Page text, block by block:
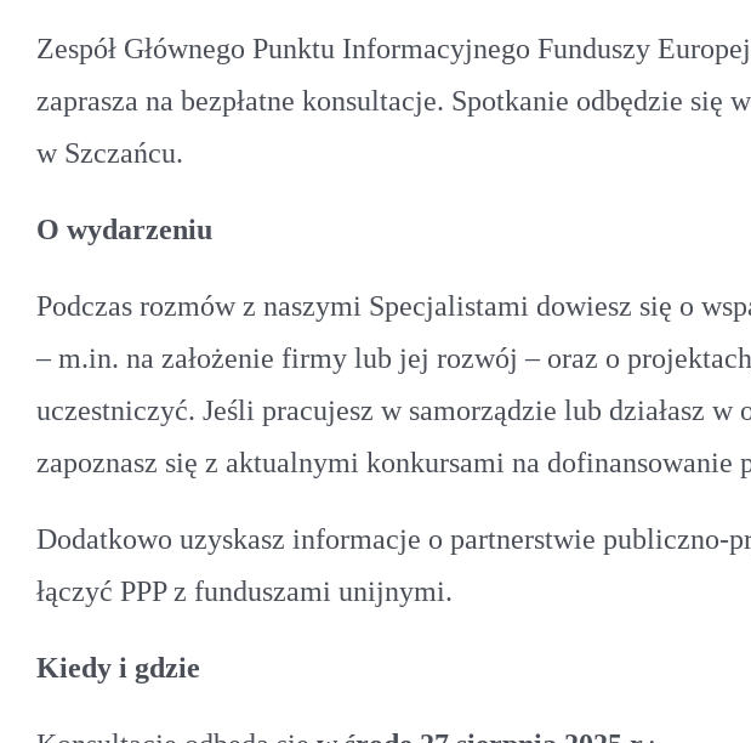
Zespół Głównego Punktu Informacyjnego Funduszy
zaprasza na bezpłatne konsultacje. Spotkanie odbędzie się
w Szczańcu.
O wydarzeniu
Podczas rozmów z naszymi Specjalistami dowiesz się o
– m.in. na założenie firmy lub jej rozwój – oraz o
uczestniczyć. Jeśli pracujesz w samorządzie lub działasz w
zapoznasz się z aktualnymi konkursami na dofinansowanie
Dodatkowo uzyskasz informacje o partnerstwie publiczno-
łączyć PPP z funduszami unijnymi.
Kiedy i gdzie